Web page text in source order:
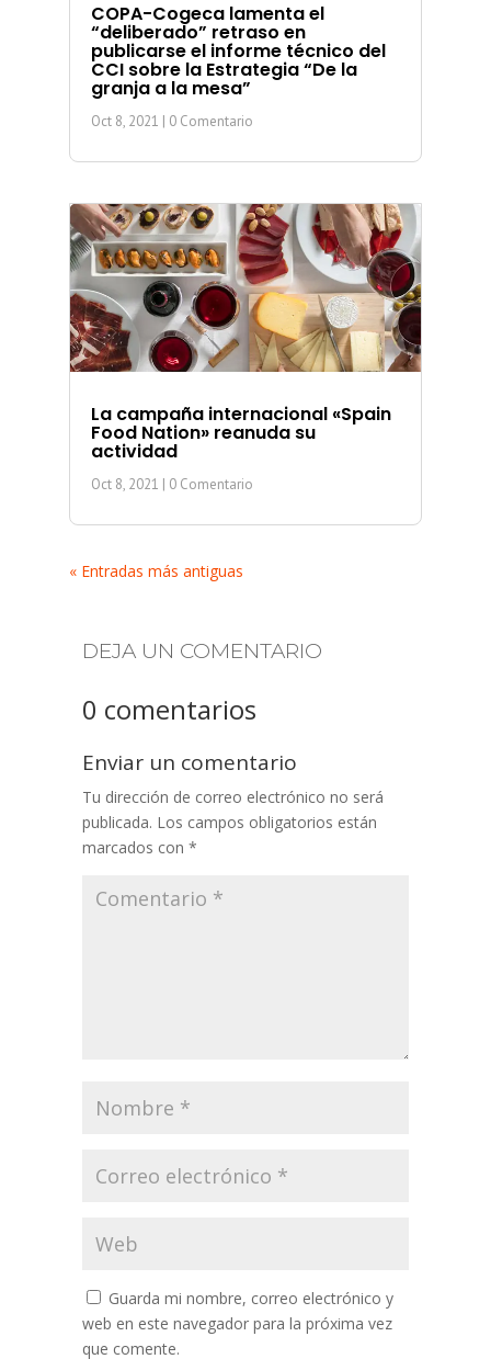
COPA-Cogeca lamenta el
“deliberado” retraso en
publicarse el informe técnico del
CCI sobre la Estrategia “De la
granja a la mesa”
Oct 8, 2021 | 0 Comentario
La campaña internacional «Spain
Food Nation» reanuda su
actividad
Oct 8, 2021 | 0 Comentario
« Entradas más antiguas
DEJA UN COMENTARIO
0 comentarios
Enviar un comentario
Tu dirección de correo electrónico no será
publicada. Los campos obligatorios están
marcados con *
Guarda mi nombre, correo electrónico y
web en este navegador para la próxima vez
que comente.